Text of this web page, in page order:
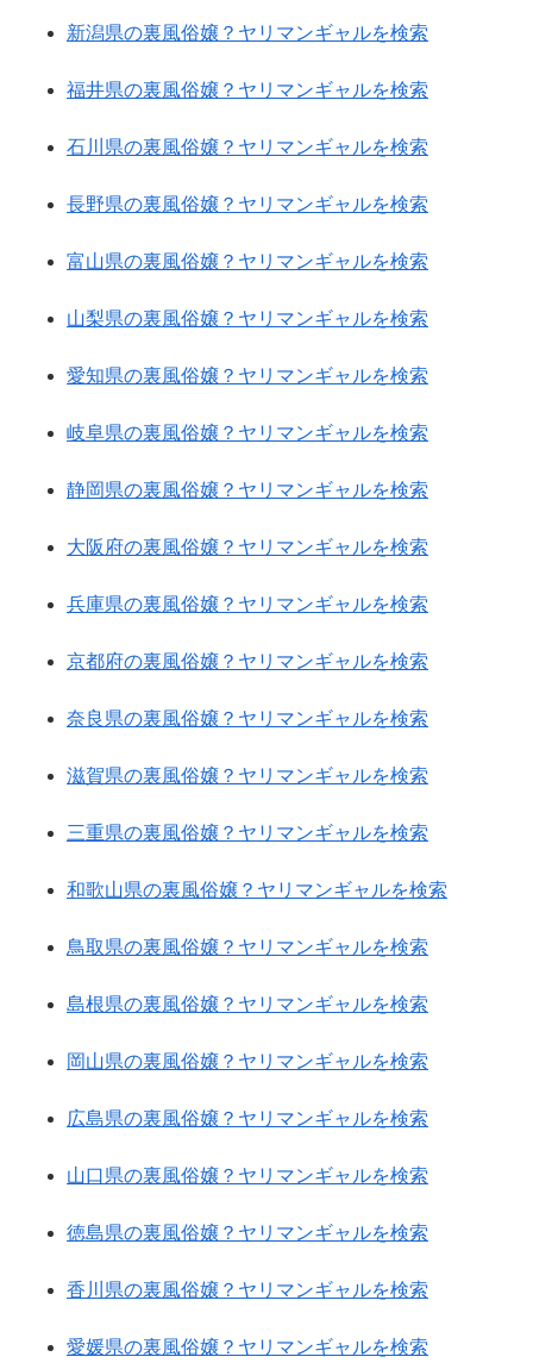
新潟県の裏風俗嬢？ヤリマンギャルを検索
福井県の裏風俗嬢？ヤリマンギャルを検索
石川県の裏風俗嬢？ヤリマンギャルを検索
長野県の裏風俗嬢？ヤリマンギャルを検索
富山県の裏風俗嬢？ヤリマンギャルを検索
山梨県の裏風俗嬢？ヤリマンギャルを検索
愛知県の裏風俗嬢？ヤリマンギャルを検索
岐阜県の裏風俗嬢？ヤリマンギャルを検索
静岡県の裏風俗嬢？ヤリマンギャルを検索
大阪府の裏風俗嬢？ヤリマンギャルを検索
兵庫県の裏風俗嬢？ヤリマンギャルを検索
京都府の裏風俗嬢？ヤリマンギャルを検索
奈良県の裏風俗嬢？ヤリマンギャルを検索
滋賀県の裏風俗嬢？ヤリマンギャルを検索
三重県の裏風俗嬢？ヤリマンギャルを検索
和歌山県の裏風俗嬢？ヤリマンギャルを検索
鳥取県の裏風俗嬢？ヤリマンギャルを検索
島根県の裏風俗嬢？ヤリマンギャルを検索
岡山県の裏風俗嬢？ヤリマンギャルを検索
広島県の裏風俗嬢？ヤリマンギャルを検索
山口県の裏風俗嬢？ヤリマンギャルを検索
徳島県の裏風俗嬢？ヤリマンギャルを検索
香川県の裏風俗嬢？ヤリマンギャルを検索
愛媛県の裏風俗嬢？ヤリマンギャルを検索